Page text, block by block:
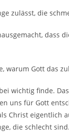
zulässt, die
dass
warum Gott das
wichtig finde.
uns für Gott
Christ eigentlich
die schlecht